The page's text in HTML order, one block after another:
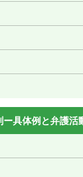
ー具体例と弁護活